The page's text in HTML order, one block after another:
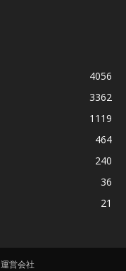
4056
3362
1119
464
240
36
21
運営会社